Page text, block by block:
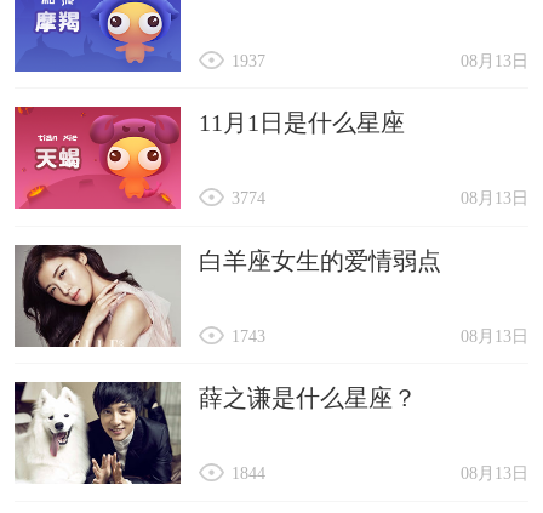
08月13日
1937
11月1日是什么星座
08月13日
3774
白羊座女生的爱情弱点
08月13日
1743
薛之谦是什么星座？
08月13日
1844